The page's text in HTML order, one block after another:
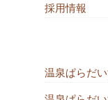
採用情報
温泉ぱらだ